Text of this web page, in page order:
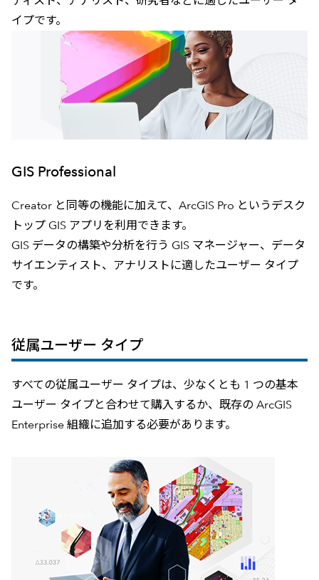
イプです。
GIS Professional
Creator と同等の機能に加えて、ArcGIS Pro というデスク
トップ GIS アプリを利用できます。
GIS データの構築や分析を行う GIS マネージャー、データ
サイエンティスト、アナリストに適したユーザー タイプ
です。
従属ユーザー タイプ
すべての従属ユーザー タイプは、少なくとも 1 つの基本
ユーザー タイプと合わせて購入するか、既存の ArcGIS
Enterprise 組織に追加する必要があります。